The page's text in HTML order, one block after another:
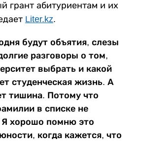
грант абитуриентам и их
Liter.kz.
будут объятия, слезы
разговоры о том,
выбрать и какой
студенческая жизнь. А
тишина. Потому что
в списке не
Я хорошо помню это
когда кажется, что